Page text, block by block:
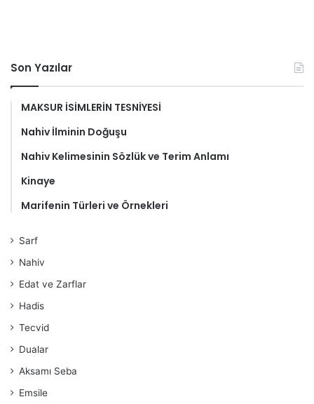
Son Yazılar
MAKSUR İSİMLERİN TESNİYESİ
Nahiv İlminin Doğuşu
Nahiv Kelimesinin Sözlük ve Terim Anlamı
Kinaye
Marifenin Türleri ve Örnekleri
Sarf
Nahiv
Edat ve Zarflar
Hadis
Tecvid
Dualar
Aksamı Seba
Emsile